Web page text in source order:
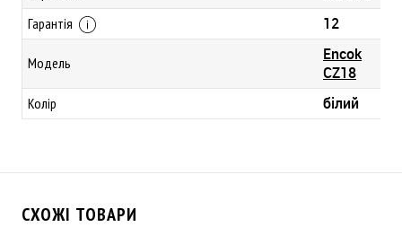
Гарантія 12
Модель
Encok
CZ18
Колір білий
СХОЖІ ТОВАРИ